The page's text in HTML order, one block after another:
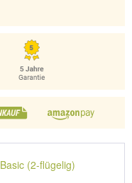
(2-flügelig)